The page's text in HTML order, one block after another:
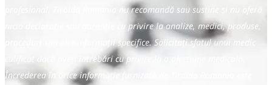
profesional. Tiroida Romania nu recomandă sau susține și nu oferă
nicio declarație sau garanție cu privire la analize, medici, produse,
proceduri sau alte informații specifice. Solicitați sfatul unui medic
calificat dacă aveți întrebări cu privire la o afecțiune medicală.
Încrederea în orice informație furnizată de Tiroida Romania este